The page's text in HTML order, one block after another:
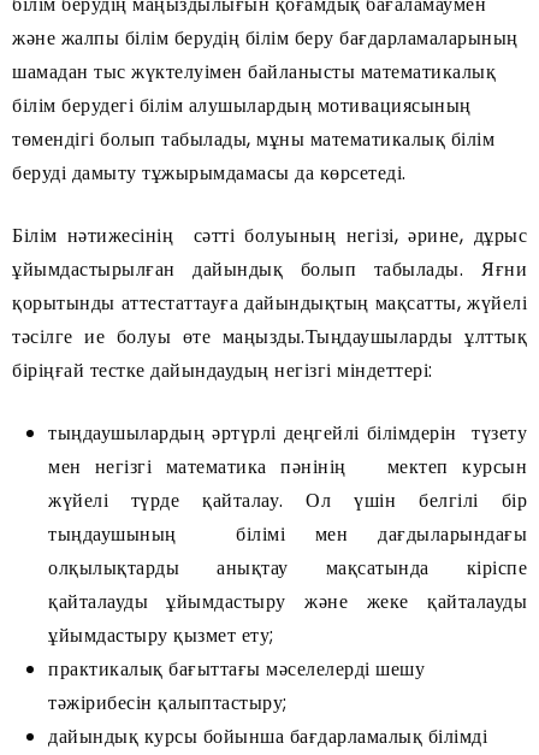
және жалпы білім берудің білім беру бағдарламаларының
шамадан тыс жүктелуімен байланысты математикалық
білім берудегі білім алушылардың мотивациясының
төмендігі болып табылады, мұны математикалық білім
беруді дамыту тұжырымдамасы да көрсетеді.
Білім нәтижесінің сәтті болуының негізі, әрине, дұрыс
ұйымдастырылған дайындық болып табылады. Яғни
қорытынды аттестаттауға дайындықтың мақсатты, жүйелі
тәсілге ие болуы өте маңызды.Тыңдаушыларды ұлттық
біріңғай тестке дайындаудың негізгі міндеттері:
тыңдаушылардың әртүрлі деңгейлі білімдерін түзету
мен негізгі математика пәнінің мектеп курсын
жүйелі түрде қайталау. Ол үшін белгілі бір
тыңдаушының білімі мен дағдыларындағы
олқылықтарды анықтау мақсатында кіріспе
қайталауды ұйымдастыру және жеке қайталауды
ұйымдастыру қызмет ету;
практикалық бағыттағы мәселелерді шешу
тәжірибесін қалыптастыру;
дайындық курсы бойынша бағдарламалық білімді